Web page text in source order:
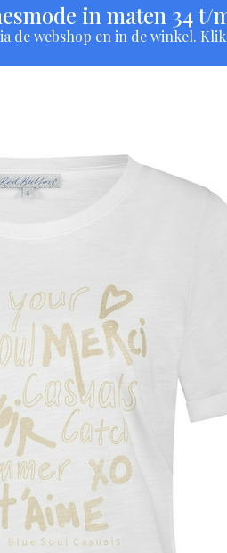
in maten 34
de webshop en in de winkel.